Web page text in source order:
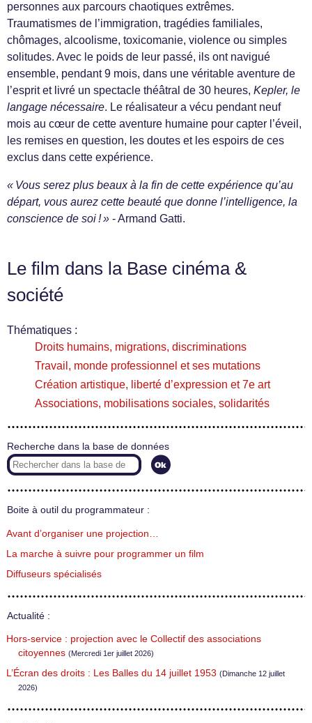
personnes aux parcours chaotiques extrêmes.
Traumatismes de l’immigration, tragédies familiales,
chômages, alcoolisme, toxicomanie, violence ou simples
solitudes. Avec le poids de leur passé, ils ont navigué
ensemble, pendant 9 mois, dans une véritable aventure de
l’esprit et livré un spectacle théâtral de 30 heures, Kepler, le
langage nécessaire. Le réalisateur a vécu pendant neuf
mois au cœur de cette aventure humaine pour capter l’éveil,
les remises en question, les doutes et les espoirs de ces
exclus dans cette expérience.
« Vous serez plus beaux à la fin de cette expérience qu’au
départ, vous aurez cette beauté que donne l’intelligence, la
conscience de soi ! » - Armand Gatti.
Le film dans la Base cinéma &
société
Thématiques :
Droits humains, migrations, discriminations
Travail, monde professionnel et ses mutations
Création artistique, liberté d’expression et 7e art
Associations, mobilisations sociales, solidarités
Recherche dans la base de données
Boite à outil du programmateur :
Avant d’organiser une projection…
La marche à suivre pour programmer un film
Diffuseurs spécialisés
Actualité :
Hors-service : projection avec le Collectif des associations
citoyennes (Mercredi 1er juillet 2026)
L’Écran des droits : Les Balles du 14 juillet 1953 (Dimanche 12 juillet
2026)